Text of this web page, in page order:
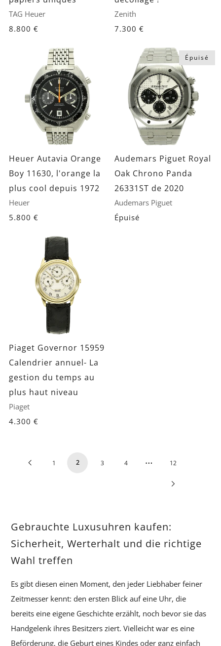
TAG Heuer
8.800 €
Zenith
7.300 €
Heuer Autavia Orange
Boy 11630, l'orange la
plus cool depuis 1972
Heuer
5.800 €
Épuisé
Audemars Piguet Royal
Oak Chrono Panda
26331ST de 2020
Audemars Piguet
Épuisé
Piaget Governor 15959
Calendrier annuel- La
gestion du temps au
plus haut niveau
Piaget
4.300 €
Previous1 2 3 4 … 12
Gebrauchte Luxusuhren kaufen:
Sicherheit, Werterhalt und die richtige
Wahl treffen
Es gibt diesen einen Moment, den jeder Liebhaber feiner
Zeitmesser kennt: den ersten Blick auf eine Uhr, die
bereits eine eigene Geschichte erzählt, noch bevor sie das
Handgelenk ihres Besitzers ziert. Vielleicht war es eine
Beförderung, die Geburt eines Kindes oder ganz einfach